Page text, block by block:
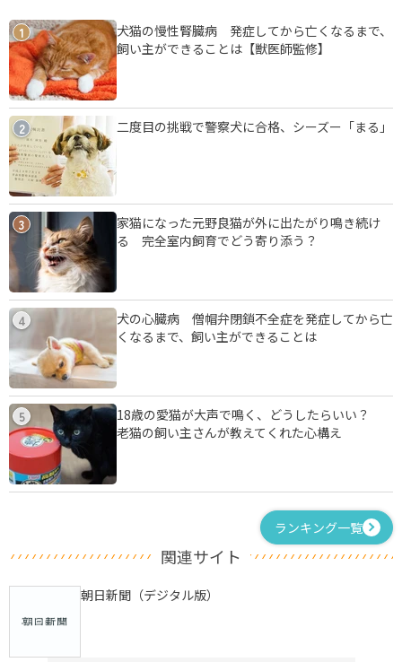
1
犬猫の慢性腎臓病 発症してから亡くなるまで、
飼い主ができることは【獣医師監修】
2 二度目の挑戦で警察犬に合格、シーズー「まる」
3
家猫になった元野良猫が外に出たがり鳴き続け
る 完全室内飼育でどう寄り添う？
4
犬の心臓病 僧帽弁閉鎖不全症を発症してから亡
くなるまで、飼い主ができることは
5
18歳の愛猫が大声で鳴く、どうしたらいい？
老猫の飼い主さんが教えてくれた心構え
ランキング一覧
関連サイト
朝日新聞（デジタル版）